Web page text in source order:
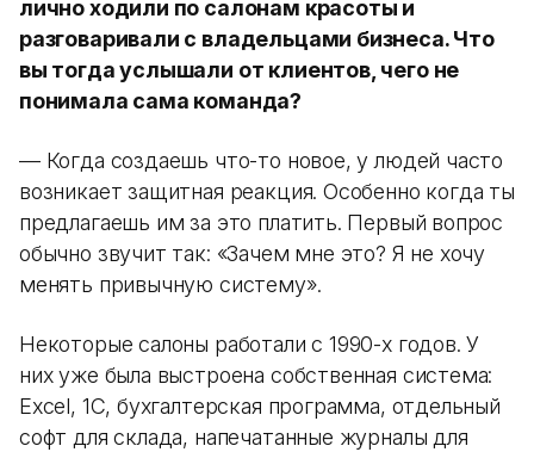
лично ходили по салонам красоты и
разговаривали с владельцами бизнеса. Что
вы тогда услышали от клиентов, чего не
понимала сама команда?
— Когда создаешь что-то новое, у людей часто
возникает защитная реакция. Особенно когда ты
предлагаешь им за это платить. Первый вопрос
обычно звучит так: «Зачем мне это? Я не хочу
менять привычную систему».
Некоторые салоны работали с 1990-х годов. У
них уже была выстроена собственная система:
Excel, 1С, бухгалтерская программа, отдельный
софт для склада, напечатанные журналы для